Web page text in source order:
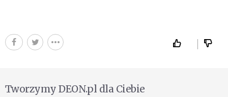
Tworzymy DEON.pl dla Ciebie